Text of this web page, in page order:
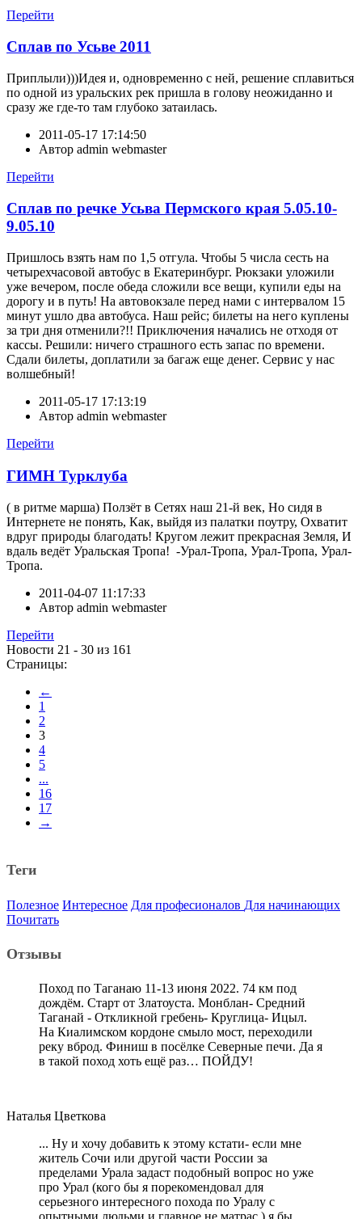
Перейти
Сплав по Усьве 2011
Приплыли)))Идея и, одновременно с ней, решение сплавиться
по одной из уральских рек пришла в голову неожиданно и
сразу же где-то там глубоко затаилась.
2011-05-17 17:14:50
Автор admin webmaster
Перейти
Сплав по речке Усьва Пермского края 5.05.10-
9.05.10
Пришлось взять нам по 1,5 отгула. Чтобы 5 числа сесть на
четырехчасовой автобус в Екатеринбург. Рюкзаки уложили
уже вечером, после обеда сложили все вещи, купили еды на
дорогу и в путь! На автовокзале перед нами с интервалом 15
минут ушло два автобуса. Наш рейс; билеты на него куплены
за три дня отменили?!! Приключения начались не отходя от
кассы. Решили: ничего страшного есть запас по времени.
Сдали билеты, доплатили за багаж еще денег. Сервис у нас
волшебный!
2011-05-17 17:13:19
Автор admin webmaster
Перейти
ГИМН Турклуба
( в ритме марша) Ползёт в Сетях наш 21-й век, Но сидя в
Интернете не понять, Как, выйдя из палатки поутру, Охватит
вдруг природы благодать! Кругом лежит прекрасная Земля, И
вдаль ведёт Уральская Тропа! -Урал-Тропа, Урал-Тропа, Урал-
Тропа.
2011-04-07 11:17:33
Автор admin webmaster
Перейти
Новости 21 - 30 из 161
Страницы:
←
1
2
3
4
5
...
16
17
→
Теги
Полезное Интересное Для професионалов Для начинающих
Почитать
Отзывы
Поход по Таганаю 11-13 июня 2022. 74 км под
дождём. Старт от Златоуста. Монблан- Средний
Таганай - Откликной гребень- Круглица- Ицыл.
На Киалимском кордоне смыло мост, переходили
реку вброд. Финиш в посёлке Северные печи. Да я
в такой поход хоть ещё раз… ПОЙДУ!
Наталья Цветкова
... Ну и хочу добавить к этому кстати- если мне
житель Сочи или другой части России за
пределами Урала задаст подобный вопрос но уже
про Урал (кого бы я порекомендовал для
серьезного интересного похода по Уралу с